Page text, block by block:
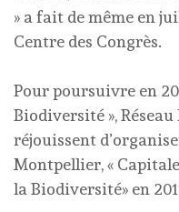
» a fait de même en
Centre des Congrès.
Pour poursuivre en
Biodiversité », Réseau
réjouissent
Montpellier, «
la Biodiversité» en